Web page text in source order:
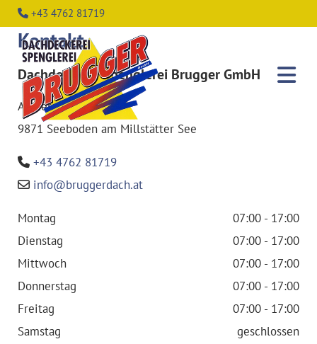
 +43 4762 81719
Kontakt
Dachdeckerei Spenglerei Brugger GmbH
An der Sandleiten 10
9871 Seeboden am Millstätter See
 +43 4762 81719
 info@bruggerdach.at
Montag
07:00 - 17:00
Dienstag
07:00 - 17:00
Mittwoch
07:00 - 17:00
Donnerstag
07:00 - 17:00
Freitag
07:00 - 17:00
Samstag
geschlossen